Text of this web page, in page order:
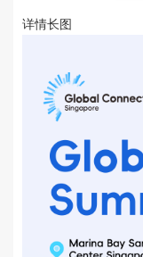
详情长图